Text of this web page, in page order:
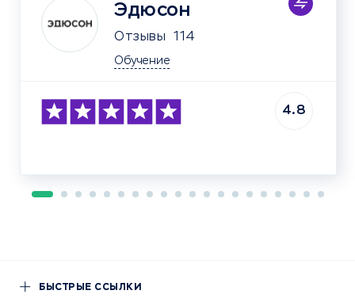
Эдюсон
Отзывы 114
Обучение
4.8
БЫСТРЫЕ ССЫЛКИ